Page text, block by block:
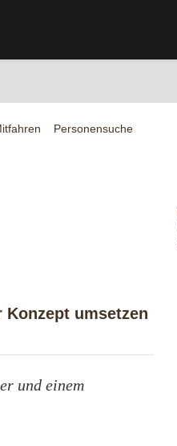
Personensuche
umsetzen
und einem